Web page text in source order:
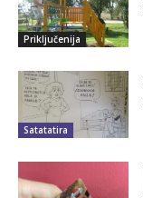
Priključenija
Satatatira